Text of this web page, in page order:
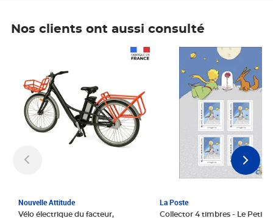
Nos clients ont aussi consulté
Nouvelle Attitude
Vélo électrique du facteur,
La Poste
Collector 4 timbres - Le Petit
Prix 6,25€ HT